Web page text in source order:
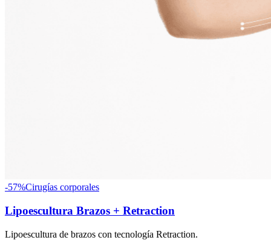
-57%Cirugías corporales
Lipoescultura Brazos + Retraction
Lipoescultura de brazos con tecnología Retraction.